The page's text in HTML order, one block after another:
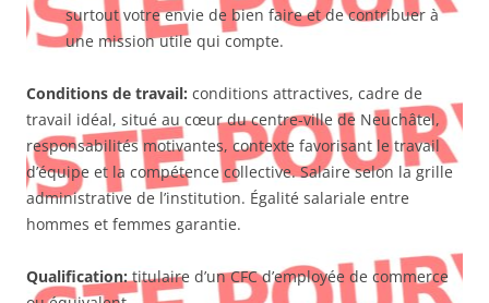
surtout votre envie de bien faire et de contribuer à
une mission utile qui compte.
Conditions de travail: conditions attractives, cadre de
travail idéal, situé au cœur du centre-ville de Neuchâtel,
responsabilités motivantes, contexte favorisant le travail
d’équipe et la compétence collective. Salaire selon la grille
administrative de l’institution. Égalité salariale entre
hommes et femmes garantie.
Qualification:titulaire d’un CFC d’employée de commerce